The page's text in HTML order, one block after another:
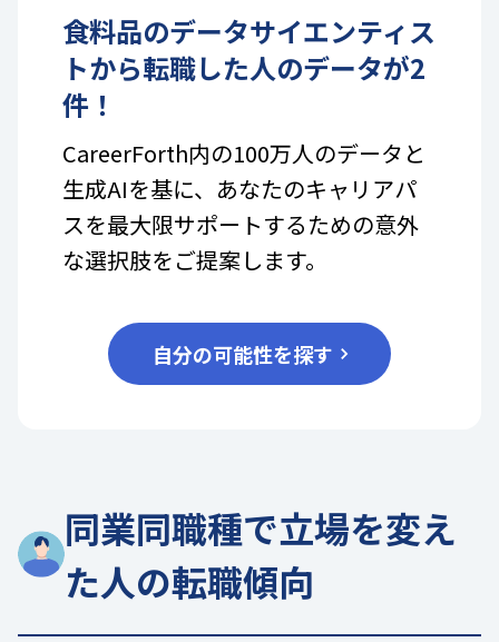
食料品のデータサイエンティス
トから転職した人のデータが2
件！
CareerForth内の100万人のデータと
生成AIを基に、あなたのキャリアパ
スを最大限サポートするための意外
な選択肢をご提案します。
自分の可能性を探す
同業同職種で立場を変え
た人の転職傾向